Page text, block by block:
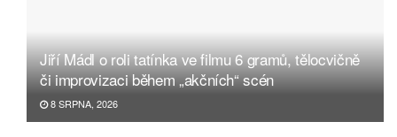
Jiří Mádl o roli tatínka ve filmu 6 gramů, tělocvičně
či improvizaci během „akčních“ scén
8 SRPNA, 2026